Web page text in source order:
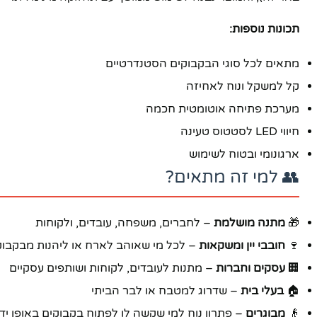
תכונות נוספות:
מתאים לכל סוגי הבקבוקים הסטנדרטיים
קל למשקל ונוח לאחיזה
מערכת פתיחה אוטומטית חכמה
חיווי LED לסטטוס טעינה
ארגונומי ובטוח לשימוש
👥 למי זה מתאים?
🎁 מתנה מושלמת – לחברים, משפחה, עובדים, ולקוחות
🍷 חובבי יין ומשקאות – לכל מי שאוהב לארח או ליהנות
🏢 עסקים וחברות – מתנות לעובדים, לקוחות ושותפים עסקיים
🏠בעלי בית – שדרוג למטבח או לבר הביתי
👴 מבוגרים – פתרון נוח למי שקשה לו לפתוח בקבוקים באופן
יוטיוב